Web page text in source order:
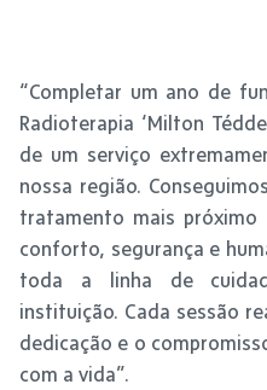
“Completar um ano de
Radioterapia ‘Milton
de um serviço
nossa região.
tratamento mais próximo
conforto, segurança e
toda a linha de
instituição. Cada sessão
dedicação e o
com a vida”.